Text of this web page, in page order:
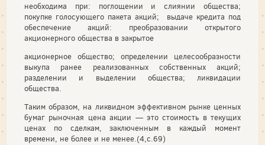
необходима при: поглощении и слиянии общества;
покупке голосующего пакета акций; выдаче кредита под
обеспечение акций: преобразовании открытого
акционерного общества в закрытое
акционерное общество; определении целесообразности
выкупа ранее реализованных собственных акций;
разделении и выделении общества; ликвидации
общества.
Таким образом, на ликвидном эффективном рынке ценных
бумаг рыночная цена акции — это стоимость в текущих
ценах по сделкам, заключенным в каждый момент
времени, не более и не менее.(4,с.69)